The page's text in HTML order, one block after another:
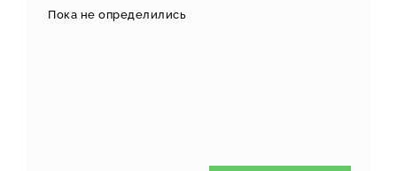
Пока не определились